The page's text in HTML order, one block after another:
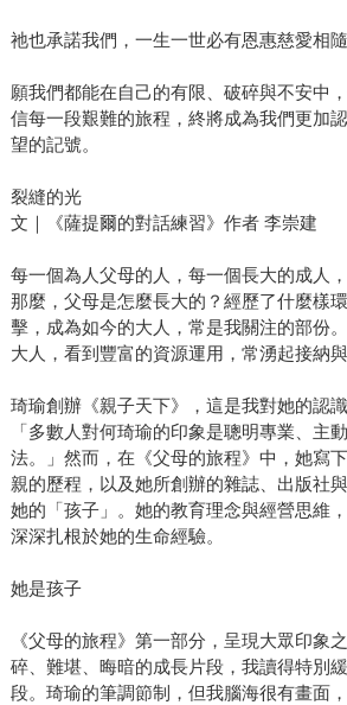
祂也承諾我們，一生一世必有恩惠慈愛相隨
願我們都能在自己的有限、破碎與不安中
信每一段艱難的旅程，終將成為我們更加
望的記號。
裂縫的光
文｜《薩提爾的對話練習》作者 李崇建
每一個為人父母的人，每一個長大的成人
那麼，父母是怎麼長大的？經歷了什麼樣
擊，成為如今的大人，常是我關注的部份
大人，看到豐富的資源運用，常湧起接納與
琦瑜創辦《親子天下》，這是我對她的認
「多數人對何琦瑜的印象是聰明專業、主
法。」然而，在《父母的旅程》中，她寫
親的歷程，以及她所創辦的雜誌、出版社
她的「孩子」。她的教育理念與經營思維
深深扎根於她的生命經驗。
她是孩子
《父母的旅程》第一部分，呈現大眾印象
碎、難堪、晦暗的成長片段，我讀得特別
段。琦瑜的筆調節制，但我腦海很有畫面